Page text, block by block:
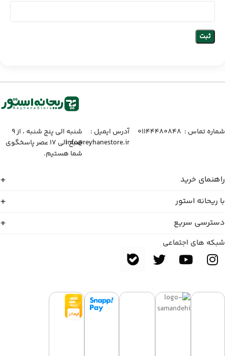
شماره تماس :‌ ۰۱۱۴۴۴۸۰۸۴۸
آدرس ایمیل :‌
info@reyhanestore.ir
شنبه الی پنج شنبه ، از ۹
صبح الی ۱۷ عصر پاسخگوی
شما هستیم.
راهنمای خرید
با ریحانه استور
دسترسی سریع
شبکه های اجتماعی